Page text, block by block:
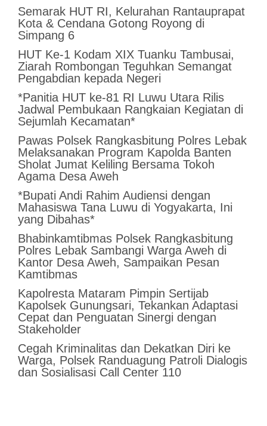
Semarak HUT RI, Kelurahan Rantauprapat
Kota & Cendana Gotong Royong di
Simpang 6
HUT Ke-1 Kodam XIX Tuanku Tambusai,
Ziarah Rombongan Teguhkan Semangat
Pengabdian kepada Negeri
*Panitia HUT ke-81 RI Luwu Utara Rilis
Jadwal Pembukaan Rangkaian Kegiatan di
Sejumlah Kecamatan*
Pawas Polsek Rangkasbitung Polres Lebak
Melaksanakan Program Kapolda Banten
Sholat Jumat Keliling Bersama Tokoh
Agama Desa Aweh
*Bupati Andi Rahim Audiensi dengan
Mahasiswa Tana Luwu di Yogyakarta, Ini
yang Dibahas*
Bhabinkamtibmas Polsek Rangkasbitung
Polres Lebak Sambangi Warga Aweh di
Kantor Desa Aweh, Sampaikan Pesan
Kamtibmas
Kapolresta Mataram Pimpin Sertijab
Kapolsek Gunungsari, Tekankan Adaptasi
Cepat dan Penguatan Sinergi dengan
Stakeholder
Cegah Kriminalitas dan Dekatkan Diri ke
Warga, Polsek Randuagung Patroli Dialogis
dan Sosialisasi Call Center 110